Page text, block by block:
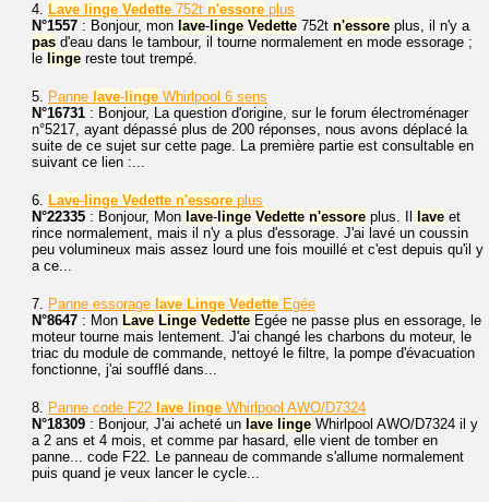
4. Lave linge Vedette 752t n'essore plus
N°1557 : Bonjour, mon lave- linge Vedette 752t n'essore plus, il n'y a
pas d'eau dans le tambour, il tourne normalement en mode essorage ;
le linge reste tout trempé.
5. Panne lave- linge Whirlpool 6 sens
N°16731 : Bonjour, La question d'origine, sur le forum électroménager
n°5217, ayant dépassé plus de 200 réponses, nous avons déplacé la
suite de ce sujet sur cette page. La première partie est consultable en
suivant ce lien :...
6. Lave- linge Vedette n'essore plus
N°22335 : Bonjour, Mon lave- linge Vedette n'essore plus. Il lave et
rince normalement, mais il n'y a plus d'essorage. J'ai lavé un coussin
peu volumineux mais assez lourd une fois mouillé et c'est depuis qu'il y
a ce...
7. Panne essorage lave Linge Vedette Egée
N°8647 : Mon Lave Linge Vedette Egée ne passe plus en essorage, le
moteur tourne mais lentement. J'ai changé les charbons du moteur, le
triac du module de commande, nettoyé le filtre, la pompe d'évacuation
fonctionne, j'ai soufflé dans...
8. Panne code F22 lave linge Whirlpool AWO/D7324
N°18309 : Bonjour, J'ai acheté un lave linge Whirlpool AWO/D7324 il y
a 2 ans et 4 mois, et comme par hasard, elle vient de tomber en
panne... code F22. Le panneau de commande s'allume normalement
puis quand je veux lancer le cycle...